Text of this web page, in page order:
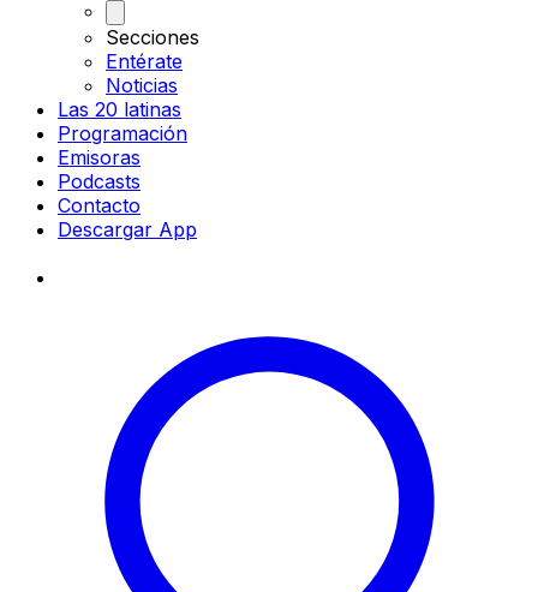
Secciones
Entérate
Noticias
Las 20 latinas
Programación
Emisoras
Podcasts
Contacto
Descargar App